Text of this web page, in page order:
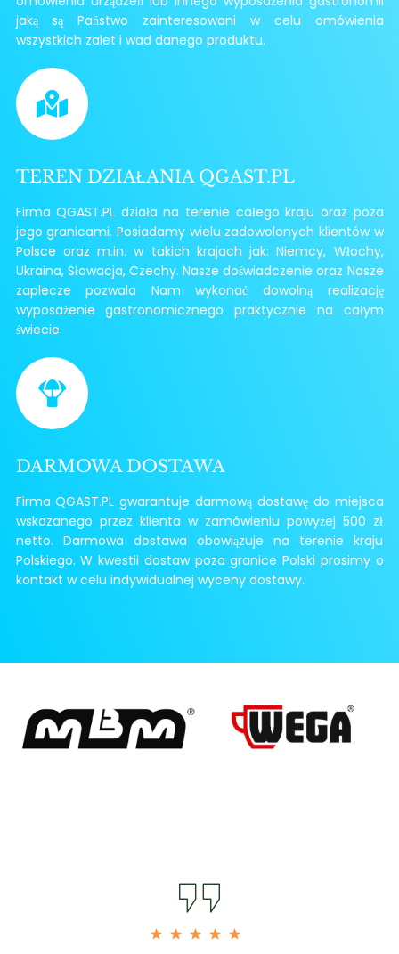
jaką są Państwo zainteresowani w celu omówienia
wszystkich zalet i wad danego produktu.
TEREN DZIAŁANIA QGAST.PL
Firma QGAST.PL działa na terenie całego kraju oraz poza
jego granicami. Posiadamy wielu zadowolonych klientów w
Polsce oraz m.in. w takich krajach jak: Niemcy, Włochy,
Ukraina, Słowacja, Czechy. Nasze doświadczenie oraz Nasze
zaplecze pozwala Nam wykonać dowolną realizację
wyposażenie gastronomicznego praktycznie na całym
świecie.
DARMOWA DOSTAWA
Firma QGAST.PL gwarantuje darmową dostawę do miejsca
wskazanego przez klienta w zamówieniu powyżej 500 zł
netto. Darmowa dostawa obowiązuje na terenie kraju
Polskiego. W kwestii dostaw poza granice Polski prosimy o
kontakt w celu indywidualnej wyceny dostawy.